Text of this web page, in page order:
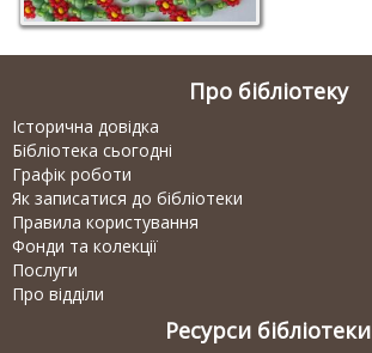
Про бібліотеку
Історична довідка
Бібліотека сьогодні
Графік роботи
Як записатися до бібліотеки
Правила користування
Фонди та колекції
Послуги
Про відділи
Ресурси бібліотеки